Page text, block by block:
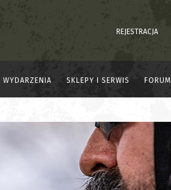
REJESTRACJA
WYDARZENIA SKLEPY I SERWIS FORUM